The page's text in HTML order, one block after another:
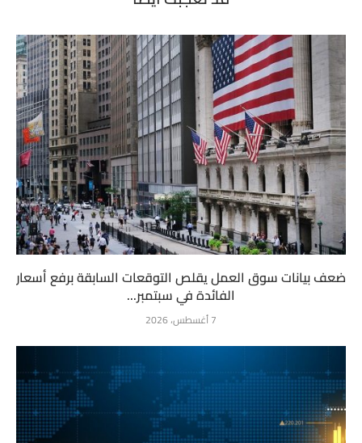
ضعف بيانات سوق العمل يقلص التوقعات السابقة برفع أسعار
الفائدة في سبتمبر...
7 أغسطس، 2026